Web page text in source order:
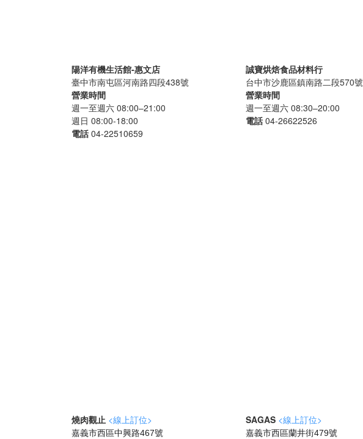
陽洋有機生活館-惠文店
臺中市南屯區河南路四段438號
營業時間
週一至週六 08:00–21:00
週日 08:00-18:00
電話04-22510659
誠寶烘焙食品材料行
台中市沙鹿區鎮南路二段570號
營業時間
週一至週六 08:30–20:00
電話04-26622526
燒肉觀止 <線上訂位>
嘉義市西區中興路467號
SAGAS <線上訂位>
嘉義市西區蘭井街479號